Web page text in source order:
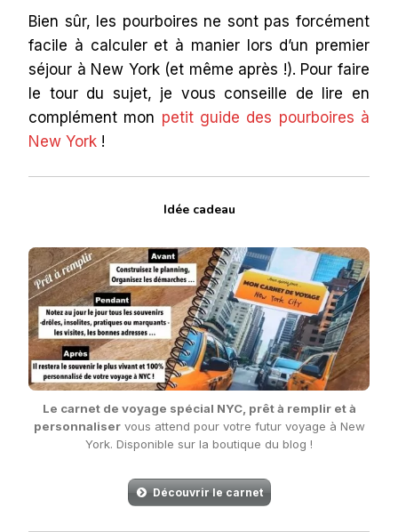
Bien sûr, les pourboires ne sont pas forcément
facile à calculer et à manier lors d’un premier
séjour à New York (et même après !). Pour faire
le tour du sujet, je vous conseille de lire en
complément mon petit guide des pourboires à
New York !
Idée cadeau
Le carnet de voyage spécial NYC, prêt à remplir et à
personnaliservous attend pour votre futur voyage à New
York. Disponible sur la boutique du blog !
Découvrir le carnet